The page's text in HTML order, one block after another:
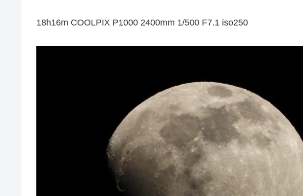
18h16m COOLPIX P1000 2400mm 1/500 F7.1 iso250